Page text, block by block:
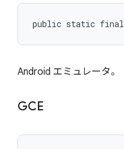
public static final
Android エミュレータ。
GCE